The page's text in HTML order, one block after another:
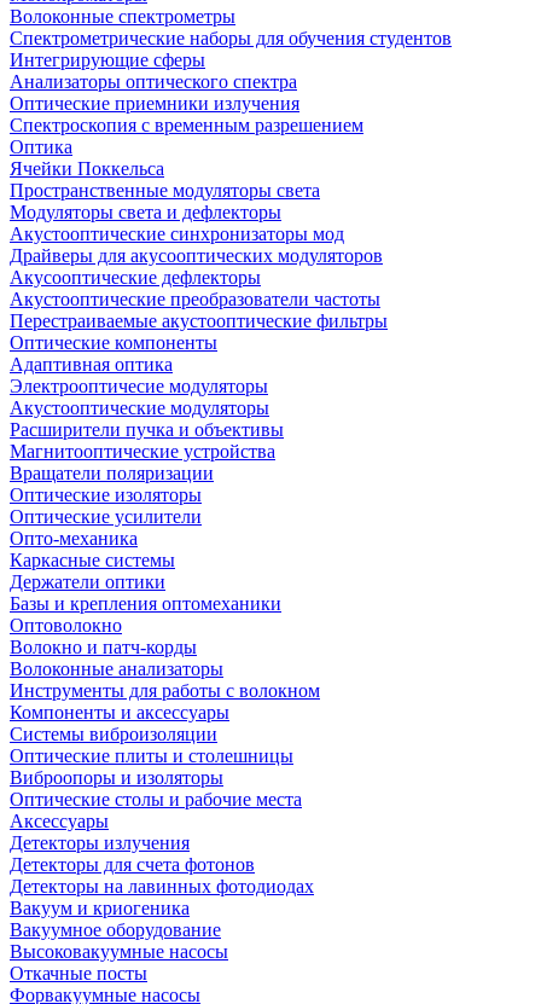
Волоконные спектрометры
Спектрометрические наборы для обучения студентов
Интегрирующие сферы
Анализаторы оптического спектра
Оптические приемники излучения
Спектроскопия с временным разрешением
Оптика
Ячейки Поккельса
Пространственные модуляторы света
Модуляторы света и дефлекторы
Акустооптические синхронизаторы мод
Драйверы для акусооптических модуляторов
Акусооптические дефлекторы
Акустооптические преобразователи частоты
Перестраиваемые акустооптические фильтры
Оптические компоненты
Адаптивная оптика
Электрооптичесие модуляторы
Акустооптические модуляторы
Расширители пучка и объективы
Магнитооптические устройства
Вращатели поляризации
Оптические изоляторы
Оптические усилители
Опто-механика
Каркасные системы
Держатели оптики
Базы и крепления оптомеханики
Оптоволокно
Волокно и патч-корды
Волоконные анализаторы
Инструменты для работы с волокном
Компоненты и аксессуары
Системы виброизоляции
Оптические плиты и столешницы
Виброопоры и изоляторы
Оптические столы и рабочие места
Аксессуары
Детекторы излучения
Детекторы для счета фотонов
Детекторы на лавинных фотодиодах
Вакуум и криогеника
Вакуумное оборудование
Высоковакуумные насосы
Откачные посты
Форвакуумные насосы